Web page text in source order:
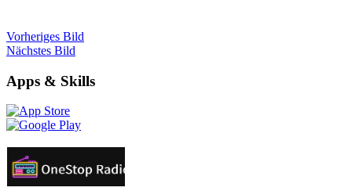
Vorheriges Bild
Nächstes Bild
Apps & Skills